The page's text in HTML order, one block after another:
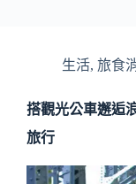
生活, 旅食
搭觀光公車邂逅
旅行